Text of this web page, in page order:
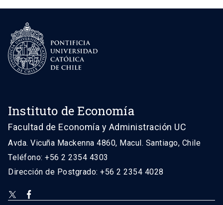
Instituto de Economía
Facultad de Economía y Administración UC
Avda. Vicuña Mackenna 4860, Macul. Santiago, Chile
Teléfono: +56 2 2354 4303
Dirección de Postgrado: +56 2 2354 4028